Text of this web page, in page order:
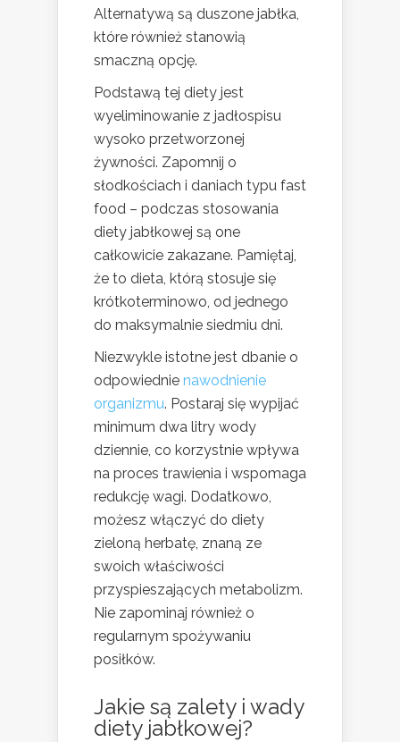
Alternatywą są duszone jabłka,
które również stanowią
smaczną opcję.
Podstawą tej diety jest
wyeliminowanie z jadłospisu
wysoko przetworzonej
żywności. Zapomnij o
słodkościach i daniach typu fast
food – podczas stosowania
diety jabłkowej są one
całkowicie zakazane. Pamiętaj,
że to dieta, którą stosuje się
krótkoterminowo, od jednego
do maksymalnie siedmiu dni.
Niezwykle istotne jest dbanie o
odpowiednie nawodnienie
organizmu. Postaraj się wypijać
minimum dwa litry wody
dziennie, co korzystnie wpływa
na proces trawienia i wspomaga
redukcję wagi. Dodatkowo,
możesz włączyć do diety
zieloną herbatę, znaną ze
swoich właściwości
przyspieszających metabolizm.
Nie zapominaj również o
regularnym spożywaniu
posiłków.
Jakie są zalety i wady
diety jabłkowej?